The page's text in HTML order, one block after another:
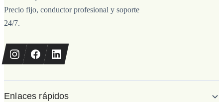
Precio fijo, conductor profesional y soporte
24/7.
Enlaces rápidos